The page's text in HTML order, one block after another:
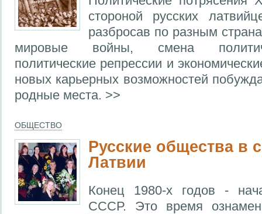
стороной русских
разбросав по разным
мировые войны, смена
политические репрессии и
новых карьерных возможностей
родные места. >>
ОБЩЕСТВО
Русские общества в
Латвии
Конец 1980-х годов -
СССР. Это время